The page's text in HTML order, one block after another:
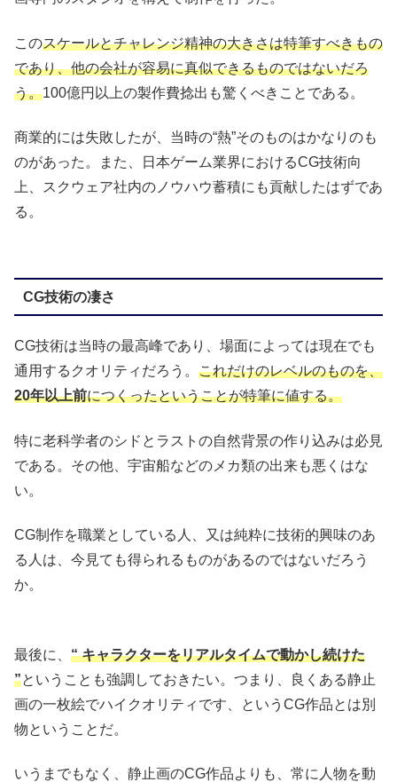
このスケールとチャレンジ精神の大きさは特筆すべきもの
であり、他の会社が容易に真似できるものではないだろ
う。100億円以上の製作費捻出も驚くべきことである。
商業的には失敗したが、当時の“熱”そのものはかなりのも
のがあった。また、日本ゲーム業界におけるCG技術向
上、スクウェア社内のノウハウ蓄積にも貢献したはずであ
る。
CG技術の凄さ
CG技術は当時の最高峰であり、場面によっては現在でも
通用するクオリティだろう。 これだけのレベルのものを、
20年以上前につくったということが特筆に値する。
特に老科学者のシドとラストの自然背景の作り込みは必見
である。その他、宇宙船などのメカ類の出来も悪くはな
い。
CG制作を職業としている人、又は純粋に技術的興味のあ
る人は、今見ても得られるものがあるのではないだろう
か。
最後に、 “ キャラクターをリアルタイムで動かし続けた
”ということも強調しておきたい。つまり、良くある静止
画の一枚絵でハイクオリティです、というCG作品とは別
物ということだ。
いうまでもなく、静止画のCG作品よりも、常に人物を動